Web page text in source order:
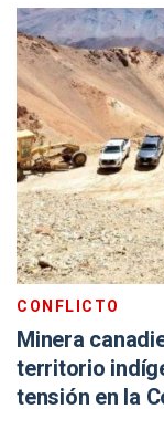
CONFLICTO
Minera
territorio
tensión en la